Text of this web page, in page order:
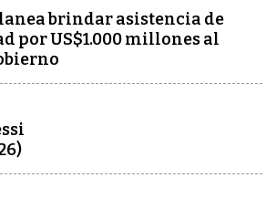
brindar asistencia de
por US$1.000 millones al